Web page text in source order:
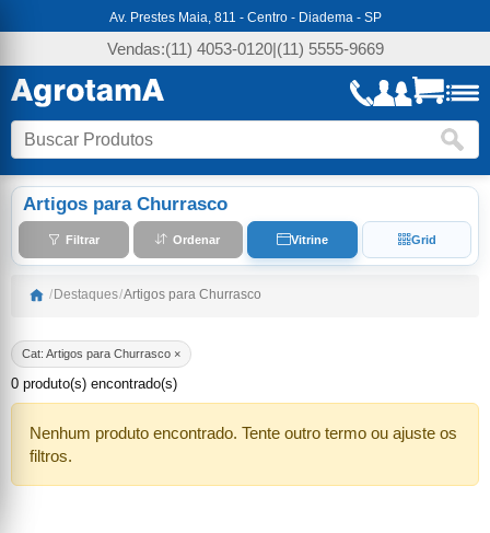
Av. Prestes Maia, 811 - Centro - Diadema - SP
Vendas:(11) 4053-0120|(11) 5555-9669
Artigos para Churrasco
Filtrar Ordenar Vitrine Grid
/ Destaques/Artigos para Churrasco
Cat: Artigos para Churrasco ×
0 produto(s) encontrado(s)
Nenhum produto encontrado. Tente outro termo ou ajuste os
filtros.